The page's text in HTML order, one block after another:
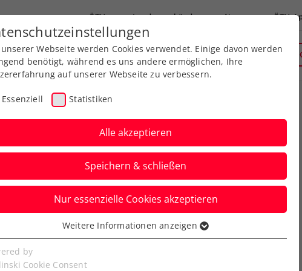
ÖTV Landesverbände News ÖTV
Ausbildung Services Über uns
100 – Maruska:
redlich verdient“
Webseite werden Cookies verwendet. Einige davon werden
benötigt, während es uns andere ermöglichen, Ihre
auf unserer Webseite zu verbessern.
Essenziell Statistiken
Alle akzeptieren
Speichern & schließen
Nur essenzielle Cookies akzeptieren
Cookies werden für grundlegende Funktionen der
benötigt. Dadurch ist gewährleistet, dass die Webseite
Weitere Informationen anzeigen
by
Cookie Consent